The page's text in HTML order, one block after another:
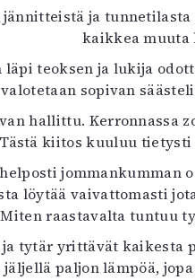
Esitystaide ja
kaikkea
teoksen ja lukija
sopivan
hallittu. Kerronnassa
Tästä kiitos kuuluu tietysti
jommankumman
löytää vaivattomasti
raastavalta tuntuu
tytär yrittävät
jäljellä paljon lämpöä,